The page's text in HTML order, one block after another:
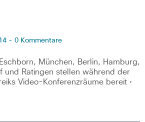
- 0 Kommentare
München, Berlin, Hamburg,
und Ratingen stellen während der
Video-Konferenzräume bereit •